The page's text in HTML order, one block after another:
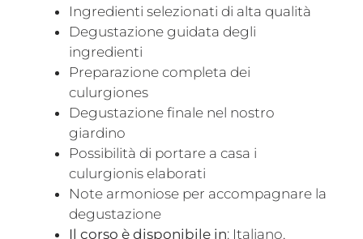
Ingredienti selezionati di alta qualità
Degustazione guidata degli
ingredienti
Preparazione completa dei
culurgiones
Degustazione finale nel nostro
giardino
Possibilità di portare a casa i
culurgionis elaborati
Note armoniose per accompagnare la
degustazione
Il corso è disponibile in: Italiano,